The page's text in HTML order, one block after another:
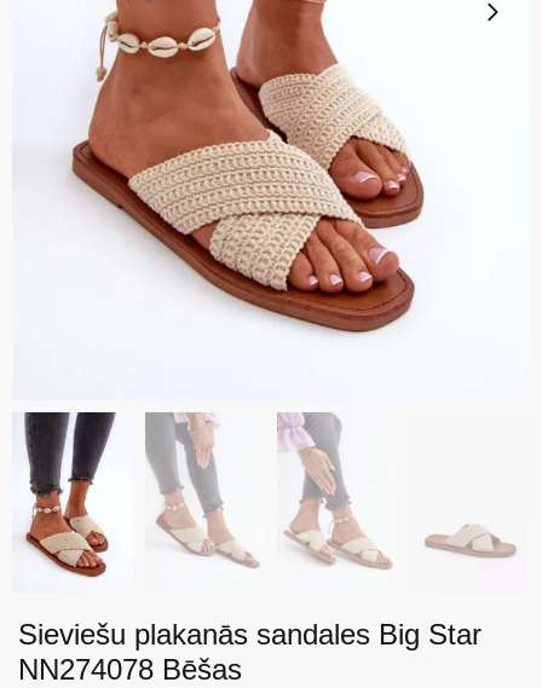
Sieviešu plakanās sandales Big Star
NN274078 Bēšas